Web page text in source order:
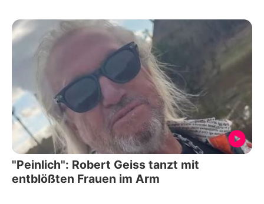
"Peinlich": Robert Geiss tanzt mit
entblößten Frauen im Arm